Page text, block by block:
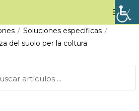
/ Soluciones específicas /
del suolo per la coltura